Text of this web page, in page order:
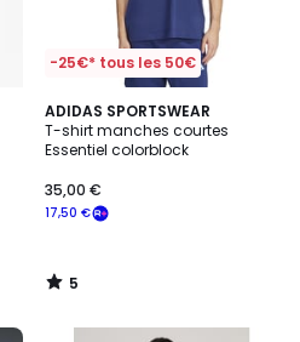
-25€* tous les 50€
ADIDAS SPORTSWEAR
T-shirt manches courtes
Essentiel colorblock
17,50 €
35,00 €
5
/
5
5
/